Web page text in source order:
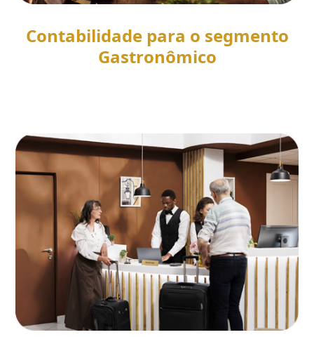
Contabilidade para o segmento
Gastronômico